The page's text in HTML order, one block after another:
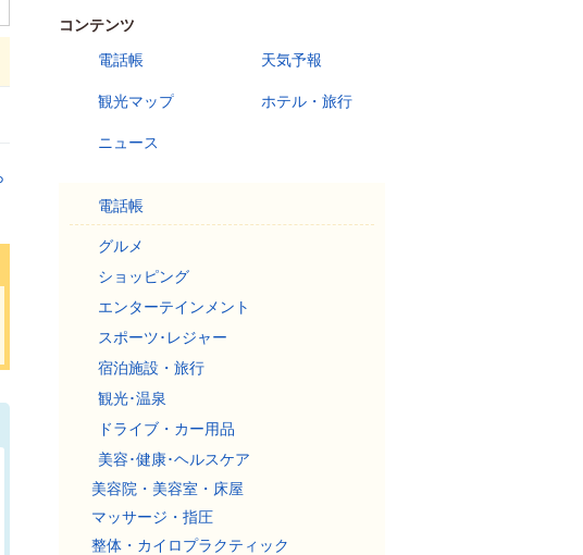
コンテンツ
電話帳
天気予報
観光マップ ホテル・旅行
ニュース
電話帳
グルメ
ショッピング
エンターテインメント
スポーツ･レジャー
宿泊施設・旅行
観光･温泉
ドライブ・カー用品
美容･健康･ヘルスケア
美容院・美容室・床屋
マッサージ・指圧
整体・カイロプラクティック